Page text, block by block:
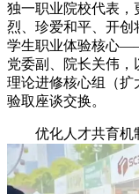
独一职业院校代表，
烈、珍爱和平、开创
学生职业体验核心
党委副、院长关伟
理论进修核心组（扩
验取座谈交换。
优化人才共育机制